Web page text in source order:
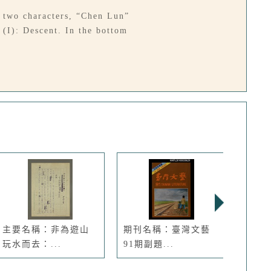
characters, “Chen Lun”
Descent. In the bottom
主要名稱：非為遊山
玩水而去：...
期刊名稱：臺灣文藝
91期副題...